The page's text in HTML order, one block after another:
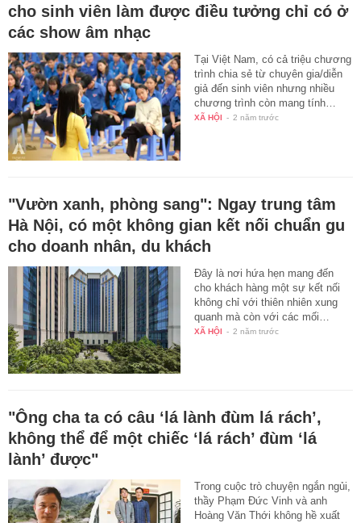
cho sinh viên làm được điều tưởng chỉ có ở
các show âm nhạc
Tại Việt Nam, có cả triệu chương
trình chia sẻ từ chuyên gia/diễn
giả đến sinh viên nhưng nhiều
chương trình còn mang tính…
XÃ HỘI - 2 năm trước
"Vườn xanh, phòng sang": Ngay trung tâm
Hà Nội, có một không gian kết nối chuẩn gu
cho doanh nhân, du khách
Đây là nơi hứa hẹn mang đến
cho khách hàng một sự kết nối
không chỉ với thiên nhiên xung
quanh mà còn với các mối…
XÃ HỘI - 2 năm trước
"Ông cha ta có câu ‘lá lành đùm lá rách’,
không thể để một chiếc ‘lá rách’ đùm ‘lá
lành’ được"
Trong cuộc trò chuyện ngắn ngủi,
thầy Phạm Đức Vinh và anh
Hoàng Văn Thới không hề xuất